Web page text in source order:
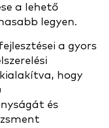
a lehető
legyen.
a gyors
hogy
és